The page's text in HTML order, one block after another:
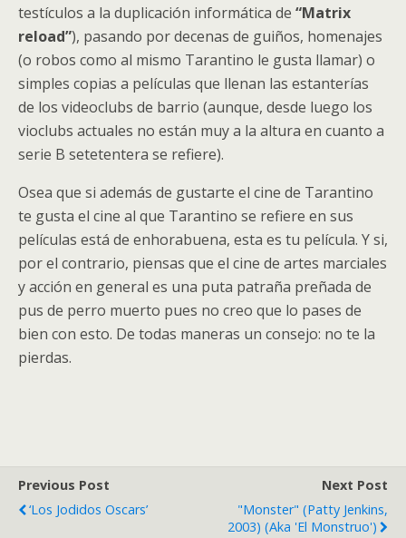
testículos a la duplicación informática de “Matrix
reload”), pasando por decenas de guiños, homenajes
(o robos como al mismo Tarantino le gusta llamar) o
simples copias a películas que llenan las estanterías
de los videoclubs de barrio (aunque, desde luego los
vioclubs actuales no están muy a la altura en cuanto a
serie B setetentera se refiere).
Osea que si además de gustarte el cine de Tarantino
te gusta el cine al que Tarantino se refiere en sus
películas está de enhorabuena, esta es tu película. Y si,
por el contrario, piensas que el cine de artes marciales
y acción en general es una puta patraña preñada de
pus de perro muerto pues no creo que lo pases de
bien con esto. De todas maneras un consejo: no te la
pierdas.
Previous Post
‘Los Jodidos Oscars’
Next Post
"Monster" (Patty Jenkins,
2003) (aka 'El Monstruo')